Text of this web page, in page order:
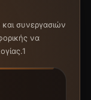
συνεργασιών
να